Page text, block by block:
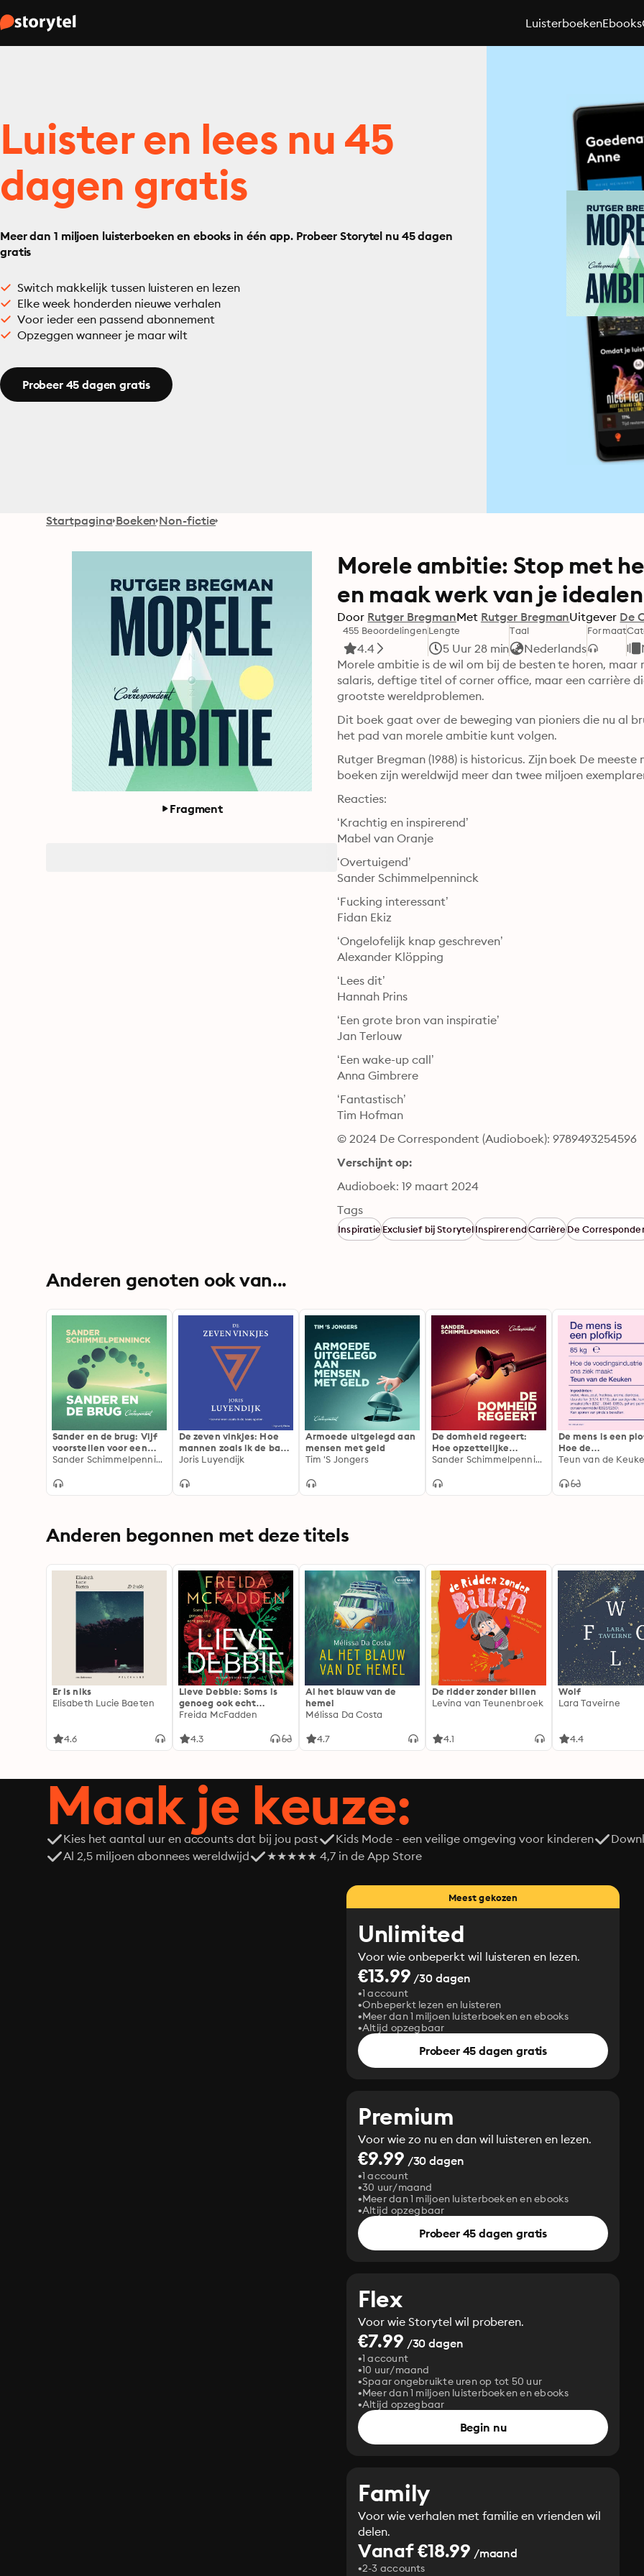
LuisterboekenEbooks
Luister en lees nu 45
dagen gratis
Meer dan 1 miljoen luisterboeken en ebooks in één app. Probeer Storytel nu 45 dagen
gratis
Switch makkelijk tussen luisteren en lezen
Elke week honderden nieuwe verhalen
Voor ieder een passend abonnement
Opzeggen wanneer je maar wilt
Probeer 45 dagen gratis
Startpagina Boeken Non-fictie
Fragment
Morele ambitie: Stop met
en maak werk van je idealen
Door Rutger BregmanMet Rutger BregmanUitgever De
455 Beoordelingen
4.4
Lengte
5 Uur 28 min
Taal
Nederlands
Formaat
Morele ambitie is de wil om bij de besten te horen,
salaris, deftige titel of corner office, maar een carrière
grootste wereldproblemen.
Dit boek gaat over de beweging van pioniers die nu al
het pad van morele ambitie kunt volgen.
Rutger Bregman (1988) is historicus. Zijn boek De
Reacties:
‘Krachtig en inspirerend’
Mabel van Oranje
‘Overtuigend’
Sander Schimmelpenninck
‘Fucking interessant’
Fidan Ekiz
‘Ongelofelijk knap geschreven’
Alexander Klöpping
‘Lees dit’
Hannah Prins
‘Een grote bron van inspiratie’
Jan Terlouw
‘Een wake-up call’
Anna Gimbrere
‘Fantastisch’
Tim Hofman
© 2024 De Correspondent (Audioboek): 9789493254596
Verschijnt op:
Audioboek: 19 maart 2024
Tags
InspiratieExclusief bij StorytelInspirerendCarrièreDe
Anderen genoten ook van...
Sander en de brug: Vijf
voorstellen voor een
eerlijker Nederland
Sander Schimmelpenninck
De zeven vinkjes: Hoe
mannen zoals ik de baas
spelen
Joris Luyendijk
Armoede uitgelegd aan
mensen met geld
Tim 'S Jongers
De domheid regeert:
Hoe opzettelijke
onwetendheid een
Sander Schimmelpenninck
De mens is een
Hoe de
voedingsindustrie
Teun van de
Anderen begonnen met deze titels
Er is niks
Elisabeth Lucie Baeten
4.6
Lieve Debbie: Soms is
genoeg ook echt
genoeg...
Freida McFadden
4.3
Al het blauw van de
hemel
Mélissa Da Costa
4.7
De ridder zonder billen
Levina van Teunenbroek
4.1
Wolf
Lara Taveirne
4.4
Maak je keuze:
Kies het aantal uur en accounts dat bij jou past Kids Mode - een veilige omgeving voor kinderen
Al 2,5 miljoen abonnees wereldwijd
★★★★★ 4,7 in de App Store
Meest gekozen
Unlimited
Voor wie onbeperkt wil luisteren en lezen.
€13.99 /30 dagen
1 account
Onbeperkt lezen en luisteren
Meer dan 1 miljoen luisterboeken en ebooks
Altijd opzegbaar
Probeer 45 dagen gratis
Premium
Voor wie zo nu en dan wil luisteren en lezen.
€9.99 /30 dagen
1 account
30 uur/maand
Meer dan 1 miljoen luisterboeken en ebooks
Altijd opzegbaar
Probeer 45 dagen gratis
Flex
Voor wie Storytel wil proberen.
€7.99 /30 dagen
1 account
10 uur/maand
Spaar ongebruikte uren op tot 50 uur
Meer dan 1 miljoen luisterboeken en ebooks
Altijd opzegbaar
Begin nu
Family
Voor wie verhalen met familie en vrienden wil
delen.
Vanaf €18.99 /maand
2-3 accounts